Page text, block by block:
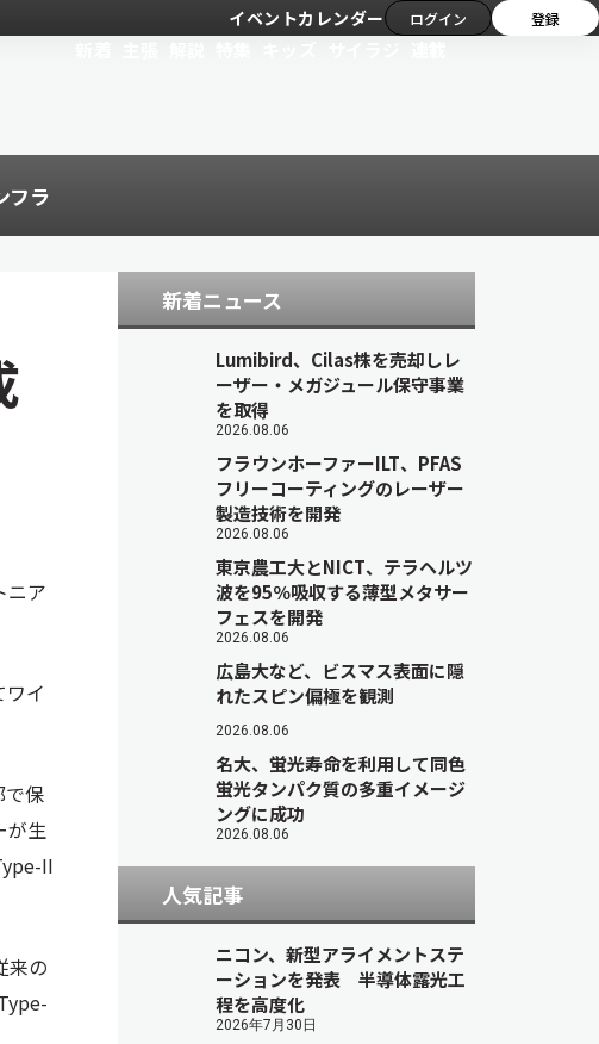
イベントカレンダー ログイン 登録
フラ
ニア
イ
で保
が生
II
来の
新着ニュース
Lumibird、Cilas株を売却しレ
ーザー・メガジュール保守事業
を取得
2026.08.06
フラウンホーファーILT、PFAS
フリーコーティングのレーザー
製造技術を開発
2026.08.06
東京農工大とNICT、テラヘルツ
波を95％吸収する薄型メタサー
フェスを開発
2026.08.06
広島大など、ビスマス表面に隠
れたスピン偏極を観測
2026.08.06
名大、蛍光寿命を利用して同色
蛍光タンパク質の多重イメージ
ングに成功
2026.08.06
人気記事
ニコン、新型アライメントステ
ーションを発表 半導体露光工
程を高度化
2026年7月30日